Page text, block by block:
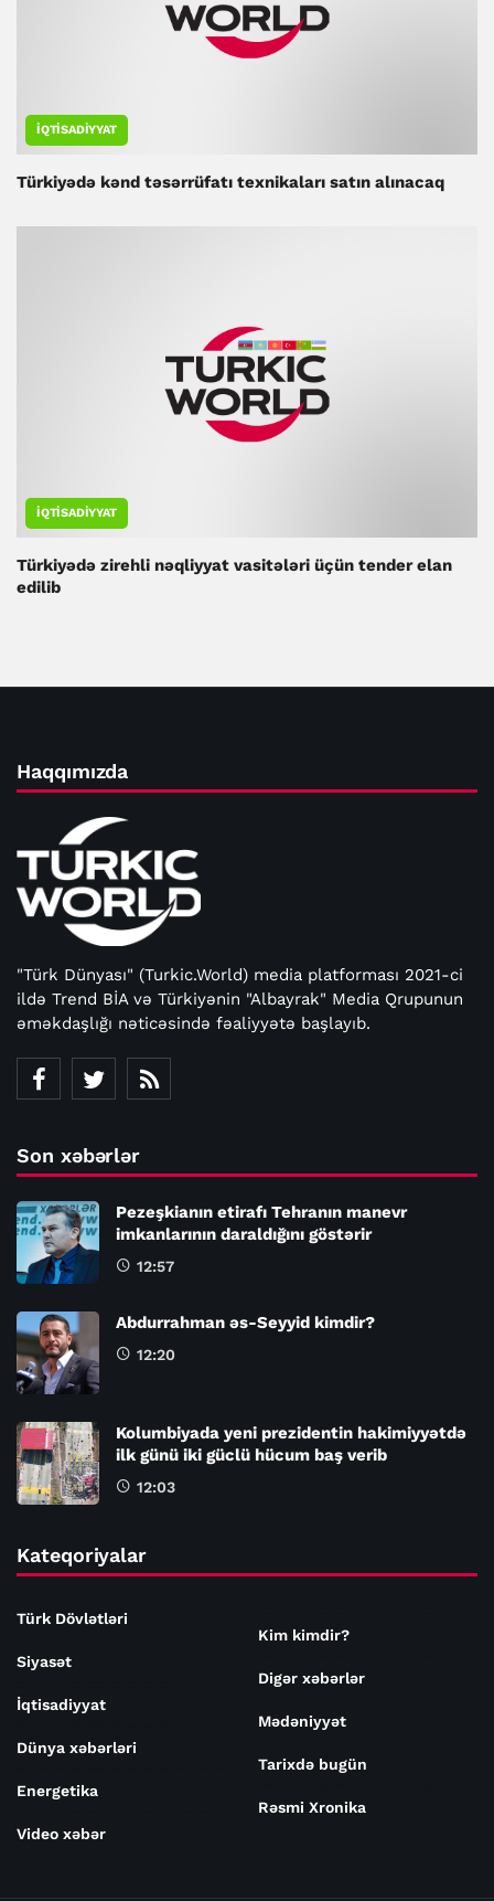
İQTISADIYYAT
Türkiyədə kənd təsərrüfatı texnikaları satın alınacaq
İQTISADIYYAT
Türkiyədə zirehli nəqliyyat vasitələri üçün tender elan
edilib
Haqqımızda
"Türk Dünyası" (Turkic.World) media platforması 2021-ci
ildə Trend BİA və Türkiyənin "Albayrak" Media Qrupunun
əməkdaşlığı nəticəsində fəaliyyətə başlayıb.
Son xəbərlər
Pezeşkianın etirafı Tehranın manevr
imkanlarının daraldığını göstərir
12:57
Abdurrahman əs-Seyyid kimdir?
12:20
Kolumbiyada yeni prezidentin hakimiyyətdə
ilk günü iki güclü hücum baş verib
12:03
Kateqoriyalar
Türk Dövlətləri
Siyasət
İqtisadiyyat
Dünya xəbərləri
Energetika
Video xəbər
Kim kimdir?
Digər xəbərlər
Mədəniyyət
Tarixdə bugün
Rəsmi Xronika